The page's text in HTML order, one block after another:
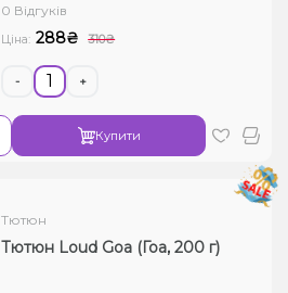
0 Відгуків
Ціна: 288₴ 310₴
- +
Купити
Тютюн
Тютюн Loud Goa (Гоа, 200 г)